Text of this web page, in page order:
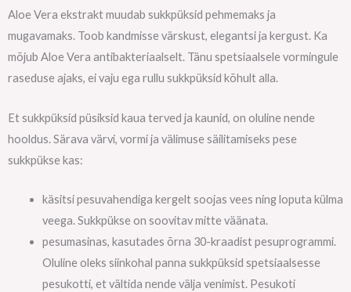
Aloe Vera ekstrakt muudab sukkpüksid pehmemaks ja
mugavamaks. Toob kandmisse värskust, elegantsi ja kergust. Ka
mõjub Aloe Vera antibakteriaalselt. Tänu spetsiaalsele vormingule
raseduse ajaks, ei vaju ega rullu sukkpüksid kõhult alla.
Et sukkpüksid püsiksid kaua terved ja kaunid, on oluline nende
hooldus. Särava värvi, vormi ja välimuse säilitamiseks pese
sukkpükse kas:
käsitsi pesuvahendiga kergelt soojas vees ning loputa külma
veega. Sukkpükse on soovitav mitte väänata.
pesumasinas, kasutades õrna 30-kraadist pesuprogrammi.
Oluline oleks siinkohal panna sukkpüksid spetsiaalsesse
pesukotti, et vältida nende välja venimist. Pesukoti